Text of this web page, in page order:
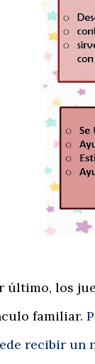
último, los
familiar.
recibir un